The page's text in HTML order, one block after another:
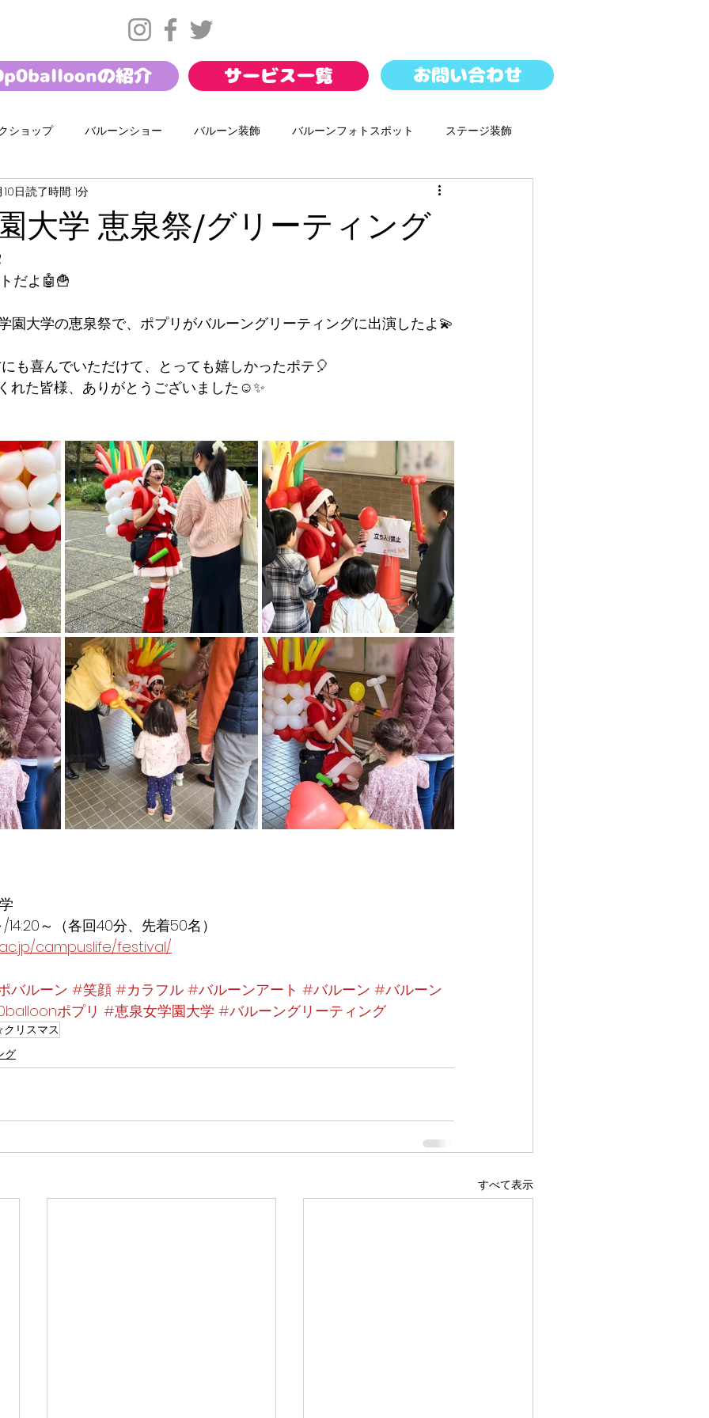
の紹介 サービス一覧 お問い合わせ
ショップ バルーンショー バルーン装飾 バルーンフォトスポット ステージ装飾
マー バレンタイン バルーンドロップ
大学 恵泉祭/グリーティング
日読了時間: 1分
だよ🤖🍟
園大学の恵泉祭で、ポプリがバルーングリーティングに出演したよ💫
も喜んでいただけて、とっても嬉しかったポテ🎈
れた皆様、ありがとうございました☺️✨
/14:20～（各回40分、先着50名）
campuslife/festival/
バルーン #笑顔 #カラフル #バルーンアート #バルーン #バルーン
ポプリ #恵泉女学園大学 #バルーングリーティング
リスマス
グ
すべて表示